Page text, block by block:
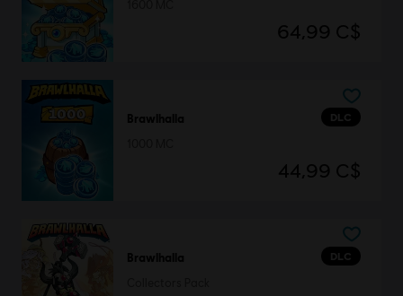
64,99 C$
DLC
Brawlhalla
44,99 C$
DLC
Brawlhalla